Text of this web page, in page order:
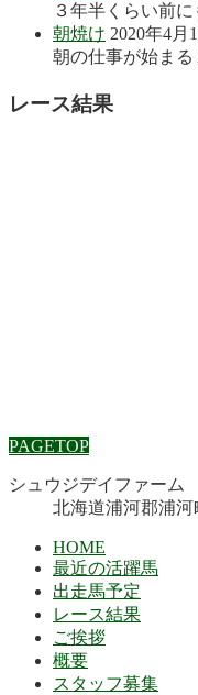
３年半くらい前
朝焼け 2020年4月
朝の仕事が始ま
レース結果
PAGETOP
シュウジデイファーム
北海道浦河郡浦河
HOME
最近の活躍馬
出走馬予定
レース結果
ご挨拶
概要
スタッフ募集